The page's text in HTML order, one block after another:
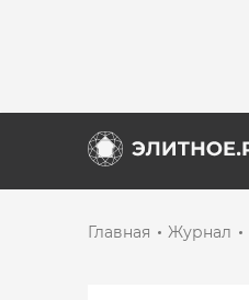
Главная Журнал